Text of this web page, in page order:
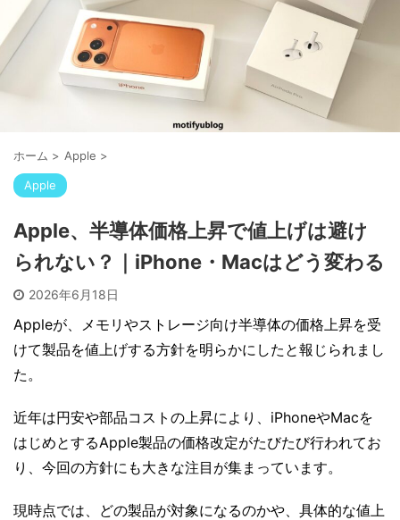
ホーム > Apple >
Apple
Apple、半導体価格上昇で値上げは避け
られない？｜iPhone・Macはどう変わる
2026年6月18日
Appleが、メモリやストレージ向け半導体の価格上昇を受
けて製品を値上げする方針を明らかにしたと報じられまし
た。
近年は円安や部品コストの上昇により、iPhoneやMacを
はじめとするApple製品の価格改定がたびたび行われてお
り、今回の方針にも大きな注目が集まっています。
現時点では、どの製品が対象になるのかや、具体的な値上